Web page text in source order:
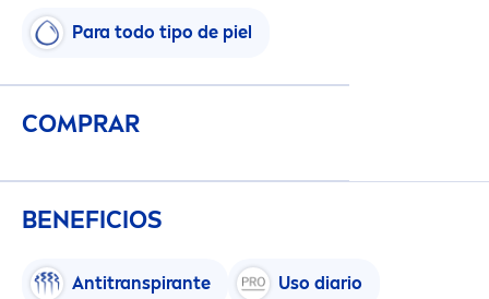
Para todo tipo de piel
COMPRAR
BENEFICIOS
Antitranspirante Uso diario